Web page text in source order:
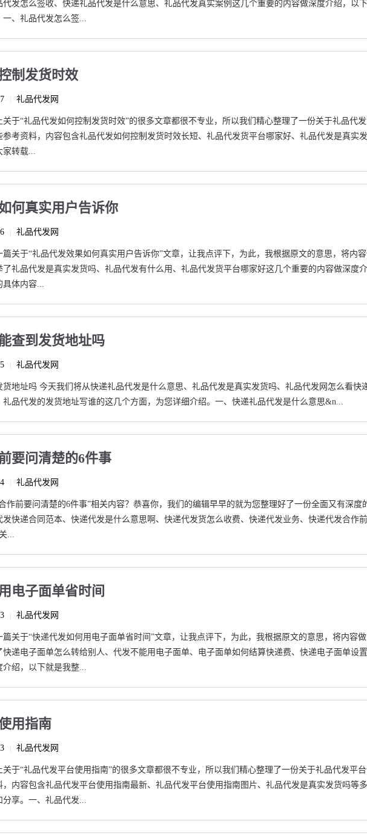
发怎么签收、快递礼品代发是什么意思、礼品代发真实案例这几个重要的内容做深度介绍，以
、礼品代发怎么签...
制发货时效
礼品代发网
于“礼品代发如何控制发货时效”的很多文章都很不专业，所以我们精心整理了一份关于礼品代发
考资料，内容包含礼品代发如何控制发货时效长短、礼品代发货平台哪家好、礼品代发是真实
家转载...
何真实用户告诉你
礼品代发网
关于“礼品代发效果如何真实用户告诉你”文章，让我点评下，为此，我根据原文的意思，将内
了礼品代发是真实发货吗、礼品代发有什么用、礼品代发货平台哪家好这几个重要的内容做深度介
具体内容...
查到发货地址吗
礼品代发网
地址吗 今天我们将从快递礼品代发是什么意思、礼品代发是真实发货吗、礼品代发网怎么看快
品代发的发货地址写谁的这几个方面，为您详细介绍。一、快递礼品代发是什么意思&n...
要问清楚的6件事
礼品代发网
作前要问清楚的6件事”相关内容？恭喜你，我们的编辑早早的就为您整理好了一份全面又有深度
快递合同范本、快递代发是什么意思啊、快递代发货怎么收费、快递代发业务、快递代发合作
...
电子面单省时间
礼品代发网
关于“快递代发如何用电子面单省时间”文章，让我点评下，为此，我根据原文的意思，将内容
递电子面单怎么转给别人、代发不能用电子面单、电子面单如何结算快递费、快递电子面单设
介绍，以下就是我整...
用指南
礼品代发网
于“礼品代发平台使用指南”的很多文章都很不专业，所以我们精心整理了一份关于礼品代发平
，内容包含礼品代发平台使用指南最新、礼品代发平台使用指南图片、礼品代发是真实发货吗等
享。一、礼品代发...